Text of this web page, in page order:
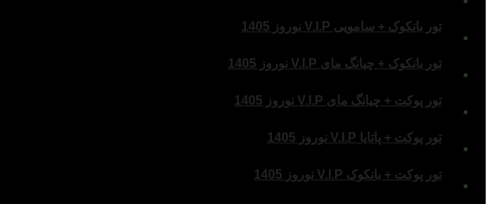
تور بانکوک + سامویی V.I.P نوروز 1405
تور بانکوک + چیانگ مای V.I.P نوروز 1405
تور پوکت + چیانگ مای V.I.P نوروز 1405
تور پوکت + پاتایا V.I.P نوروز 1405
تور پوکت + بانکوک V.I.P نوروز 1405